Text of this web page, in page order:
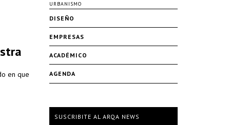
en que
URBANISMO
DISEÑO
EMPRESAS
ACADÉMICO
AGENDA
SUSCRIBITE AL ARQA NEWS